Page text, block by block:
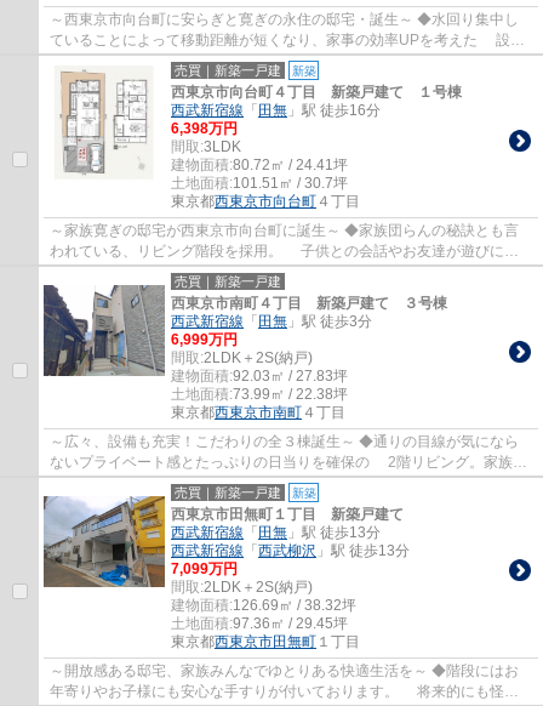
～西東京市向台町に安らぎと寛ぎの永住の邸宅・誕生～ ◆水回り集中し
ていることによって移動距離が短くなり、家事の効率UPを考えた 設計
になっております！ ◆はしごを上ると、天井...
売買｜新築一戸建 新築
西東京市向台町４丁目 新築戸建て １号棟
西武新宿線 「田無 」駅 徒歩16分
6,398万円
間取:3LDK
建物面積:80.72㎡ / 24.41坪
土地面積:101.51㎡ / 30.7坪
東京都西東京市向台町 ４丁目
～家族寛ぎの邸宅が西東京市向台町に誕生～ ◆家族団らんの秘訣とも言
われている、リビング階段を採用。 子供との会話やお友達が遊びに来
ても、自然と挨拶を交わせるような設計です...
売買｜新築一戸建
西東京市南町４丁目 新築戸建て ３号棟
西武新宿線 「田無 」駅 徒歩3分
6,999万円
間取:2LDK＋2S(納戸)
建物面積:92.03㎡ / 27.83坪
土地面積:73.99㎡ / 22.38坪
東京都西東京市南町 ４丁目
～広々、設備も充実！こだわりの全３棟誕生～ ◆通りの目線が気になら
ないプライベート感とたっぷりの日当りを確保の 2階リビング。家族が
ゆったり寛げる居心地の良い空間です♪ ◆階...
売買｜新築一戸建 新築
西東京市田無町１丁目 新築戸建て
西武新宿線 「田無 」駅 徒歩13分
西武新宿線 「西武柳沢 」駅 徒歩13分
7,099万円
間取:2LDK＋2S(納戸)
建物面積:126.69㎡ / 38.32坪
土地面積:97.36㎡ / 29.45坪
東京都西東京市田無町 １丁目
～開放感ある邸宅、家族みんなでゆとりある快適生活を～ ◆階段にはお
年寄りやお子様にも安心な手すりが付いております。 将来的にも怪我